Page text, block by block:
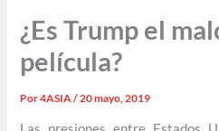
¿Es Trump el
película?
Por4ASIA/ 20 mayo, 2019